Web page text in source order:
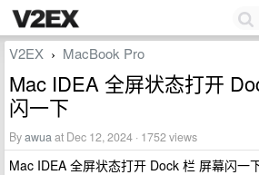
V2EX › MacBook Pro
Mac IDEA 全屏状态打开
闪一下
Byawuaat Dec 12, 2024 · 1752 views
Mac IDEA 全屏状态打开 Dock 栏 屏幕闪一